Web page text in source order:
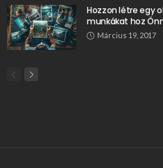
Hozzon létre egy
munkákat hoz
Március 19, 2017